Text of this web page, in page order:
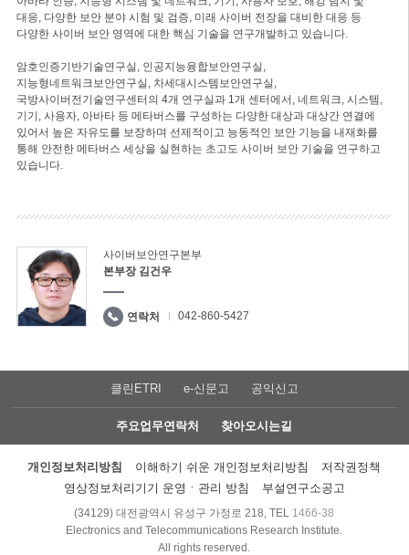
대응, 다양한 보안 분야 시험 및 검증, 미래 사이버 전장을 대비한 대응 등
다양한 사이버 보안 영역에 대한 핵심 기술을 연구개발하고 있습니다.
암호인증기반기술연구실, 인공지능융합보안연구실,
지능형네트워크보안연구실, 차세대시스템보안연구실,
국방사이버전기술연구센터의 4개 연구실과 1개 센터에서, 네트워크, 시스템,
기기, 사용자, 아바타 등 메타버스를 구성하는 다양한 대상과 대상간 연결에
있어서 높은 자유도를 보장하며 선제적이고 능동적인 보안 기능을 내재화를
통해 안전한 메타버스 세상을 실현하는 초고도 사이버 보안 기술을 연구하고
있습니다.
사이버보안연구본부
본부장 김건우
연락처 042-860-5427
클린ETRI e-신문고 공익신고
주요업무연락처 찾아오시는길
개인정보처리방침 이해하기 쉬운 개인정보처리방침
저작권정책
영상정보처리기기 운영ㆍ관리 방침
부설연구소공고
(34129) 대전광역시 유성구 가정로 218, TEL 1466-38
Electronics and Telecommunications Research Institute.
All rights reserved.